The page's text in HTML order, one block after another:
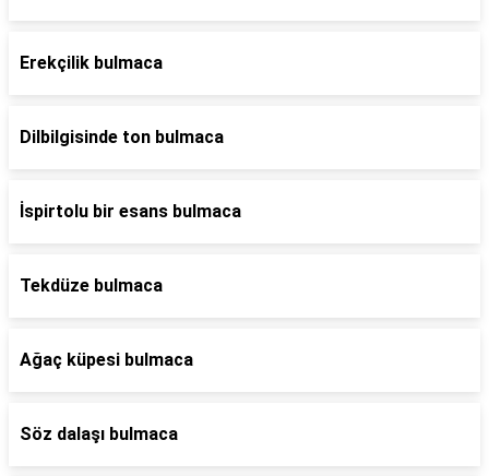
Erekçilik bulmaca
Dilbilgisinde ton bulmaca
İspirtolu bir esans bulmaca
Tekdüze bulmaca
Ağaç küpesi bulmaca
Söz dalaşı bulmaca